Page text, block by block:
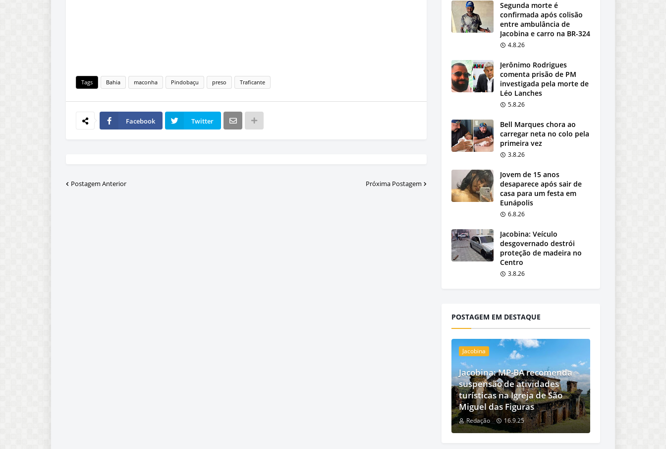
Tags Bahia maconha Pindobaçu preso Traficante
Facebook Twitter
Postagem Anterior Próxima Postagem
Segunda morte é
confirmada após colisão
entre ambulância de
Jacobina e carro na BR-324
4.8.26
Jerônimo Rodrigues
comenta prisão de PM
investigada pela morte de
Léo Lanches
5.8.26
Bell Marques chora ao
carregar neta no colo pela
primeira vez
3.8.26
Jovem de 15 anos
desaparece após sair de
casa para um festa em
Eunápolis
6.8.26
Jacobina: Veículo
desgovernado destrói
proteção de madeira no
Centro
3.8.26
POSTAGEM EM DESTAQUE
Jacobina
Jacobina: MP-BA recomenda
suspensão de atividades
turísticas na Igreja de São
Miguel das Figuras
Redação 16.9.25